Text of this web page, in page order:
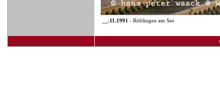
__.11.1991 - Röblingen am See